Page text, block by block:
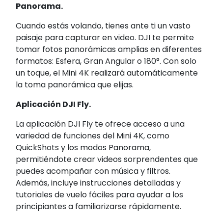
Panorama.
Cuando estás volando, tienes ante ti un vasto
paisaje para capturar en video. DJI te permite
tomar fotos panorámicas amplias en diferentes
formatos: Esfera, Gran Angular o 180°. Con solo
un toque, el Mini 4K realizará automáticamente
la toma panorámica que elijas.
Aplicación DJI Fly.
La aplicación DJI Fly te ofrece acceso a una
variedad de funciones del Mini 4K, como
QuickShots y los modos Panorama,
permitiéndote crear videos sorprendentes que
puedes acompañar con música y filtros.
Además, incluye instrucciones detalladas y
tutoriales de vuelo fáciles para ayudar a los
principiantes a familiarizarse rápidamente.